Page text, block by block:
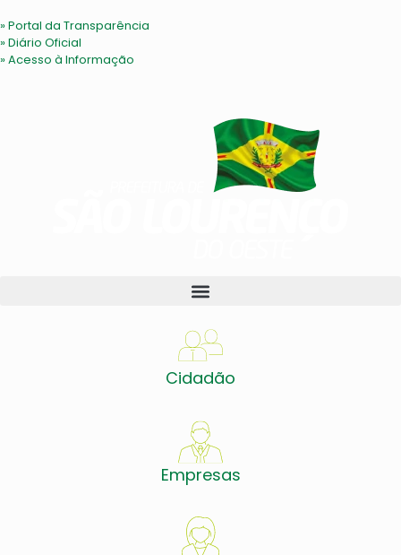
» Portal da Transparência
» Diário Oficial
» Acesso à Informação
Cidadão
Empresas